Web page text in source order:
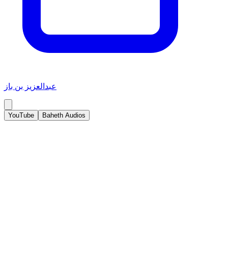
عبدالعزيز بن باز
YouTube Baheth Audios